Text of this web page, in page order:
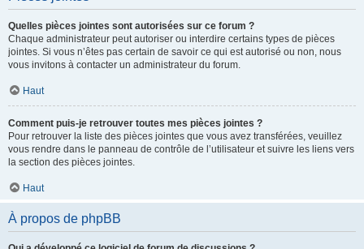
Quelles pièces jointes sont autorisées sur ce forum ?
Chaque administrateur peut autoriser ou interdire certains types de pièces
jointes. Si vous n’êtes pas certain de savoir ce qui est autorisé ou non, nous
vous invitons à contacter un administrateur du forum.
Haut
Comment puis-je retrouver toutes mes pièces jointes ?
Pour retrouver la liste des pièces jointes que vous avez transférées, veuillez
vous rendre dans le panneau de contrôle de l’utilisateur et suivre les liens vers
la section des pièces jointes.
Haut
À propos de phpBB